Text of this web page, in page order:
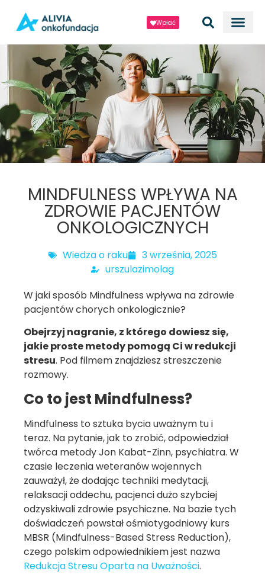
Wpłać
MINDFULNESS WPŁYWA NA
ZDROWIE PACJENTÓW
ONKOLOGICZNYCH
Wiedza o raku
3 września, 2025
urszulazimolag
W jaki sposób Mindfulness wpływa na zdrowie
pacjentów chorych onkologicznie?
Obejrzyj nagranie, z którego dowiesz się,
jakie proste metody pomogą Ci w redukcji
stresu. Pod filmem znajdziesz streszczenie
rozmowy.
Co to jest Mindfulness?
Mindfulness to sztuka bycia uważnym tu i
teraz. Na pytanie, jak to zrobić, odpowiedział
twórca metody Jon Kabat-Zinn, psychiatra. W
czasie leczenia weteranów wojennych
zauważył, że dodając techniki medytacji,
relaksacji oddechu, pacjenci dużo szybciej
odzyskiwali zdrowie psychiczne. Na bazie tych
doświadczeń powstał ośmiotygodniowy kurs
MBSR (Mindfulness-Based Stress Reduction),
czego polskim odpowiednikiem jest nazwa
Redukcja Stresu Oparta na Uważności.